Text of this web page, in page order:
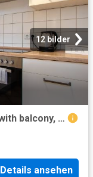
12 bilder
StadtNatur Apartment at Küchwald with balcony, streaming TV, bathtub, workplace, Chemnitz Amsterdam Apartments for Rent
Details ansehen